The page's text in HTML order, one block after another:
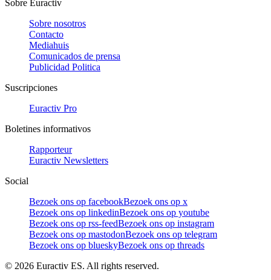
Sobre Euractiv
Sobre nosotros
Contacto
Mediahuis
Comunicados de prensa
Publicidad Politica
Suscripciones
Euractiv Pro
Boletines informativos
Rapporteur
Euractiv Newsletters
Social
Bezoek ons op facebookBezoek ons op x
Bezoek ons op linkedinBezoek ons op youtube
Bezoek ons op rss-feedBezoek ons op instagram
Bezoek ons op mastodonBezoek ons op telegram
Bezoek ons op blueskyBezoek ons op threads
© 2026 Euractiv ES. All rights reserved.